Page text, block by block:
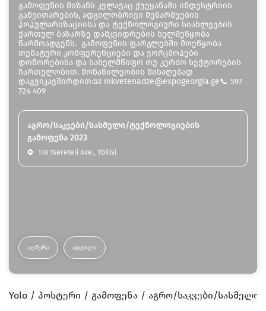
გამოფენის მიზანს კვლავაც ქვეყანაში ინდუსტრიის
განვითარების, ადგილობრივი მეწარმეების
პოპულარიზაციისა და ტექნოლოგიური სიახლეების
ქართულ ბაზარზე დამკვიდრების ხელშეწყობა
წარმოადგენს. გამოფენის ფარგლებში მოეწყობა
თემატური კონფერენციები და ვორკშოპები
დონორებისა და სახელმწიფო თუ კერძო სექტორების
ჩართულობით. მონაწილეობის მისაღებად
დაგვიკავშირდით:📧 mkvetenadze@expogeorgia.ge📞 597
724 409
აგრო/საკვები/სასმელი/ტექნოლოგიების
გამოფენა 2023
118 Tsereteli Ave., Tbilisi
ᲐᲦᲬᲔᲠᲐ ᲐᲓᲒᲘᲚᲘ
Yolo პოსტერი გამოფენა აგრო/საკვები/